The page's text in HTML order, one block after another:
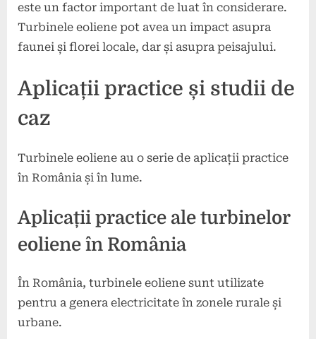
este un factor important de luat în considerare.
Turbinele eoliene pot avea un impact asupra
faunei și florei locale, dar și asupra peisajului.
Aplicații practice și studii de
caz
Turbinele eoliene au o serie de aplicații practice
în România și în lume.
Aplicații practice ale turbinelor
eoliene în România
În România, turbinele eoliene sunt utilizate
pentru a genera electricitate în zonele rurale și
urbane.